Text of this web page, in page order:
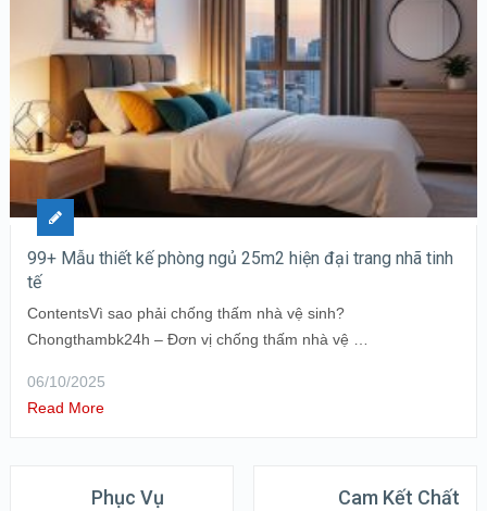
99+ Mẫu thiết kế phòng ngủ 25m2 hiện đại trang nhã tinh
tế
ContentsVì sao phải chống thấm nhà vệ sinh?
Chongthambk24h – Đơn vị chống thấm nhà vệ …
06/10/2025
Read More
Phục Vụ
Cam Kết Chất